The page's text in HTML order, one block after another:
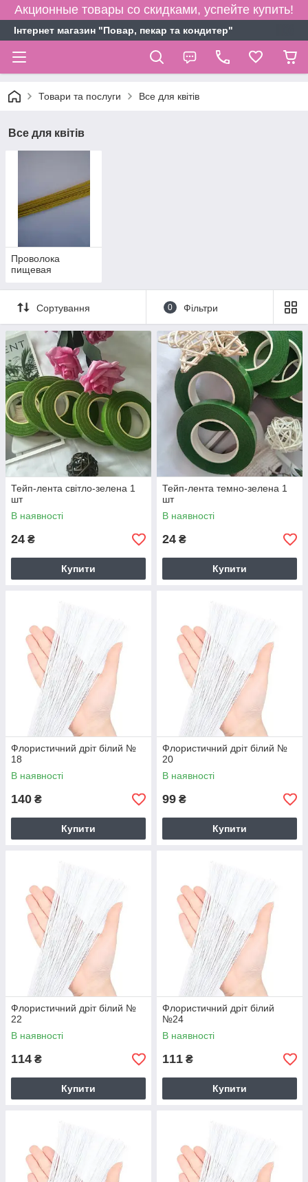
Акционные товары со скидками, успейте купить!
Інтернет магазин "Повар, пекар та кондитер"
Товари та послуги Все для квітів
Все для квітів
Проволока
пищевая
Сортування 0 Фільтри
Тейп-лента світло-зелена 1
шт
В наявності
24 ₴
Купити
Тейп-лента темно-зелена 1
шт
В наявності
24 ₴
Купити
Флористичний дріт білий №
18
В наявності
140 ₴
Купити
Флористичний дріт білий №
20
В наявності
99 ₴
Купити
Флористичний дріт білий №
22
В наявності
114 ₴
Купити
Флористичний дріт білий
№24
В наявності
111 ₴
Купити